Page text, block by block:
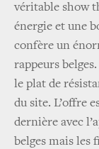
véritable show
énergie et une
confère un
rappeurs
le plat de
du site. L’offre
dernière avec
belges mais les